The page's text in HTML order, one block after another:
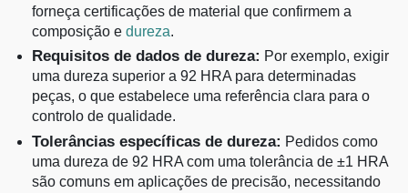
forneça certificações de material que confirmem a
composição e dureza.
Requisitos de dados de dureza: Por exemplo, exigir
uma dureza superior a 92 HRA para determinadas
peças, o que estabelece uma referência clara para o
controlo de qualidade.
Tolerâncias específicas de dureza: Pedidos como
uma dureza de 92 HRA com uma tolerância de ±1 HRA
são comuns em aplicações de precisão, necessitando